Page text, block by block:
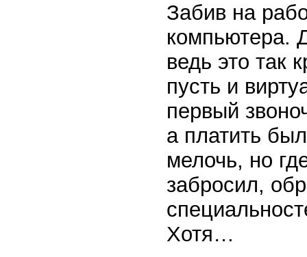
Забив на
компьютера.
ведь это так
пусть и
первый
а платить
мелочь, но
забросил,
Хотя…